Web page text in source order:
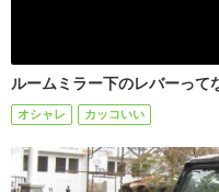
ルームミラー下のレバーって
オシャレ カッコいい